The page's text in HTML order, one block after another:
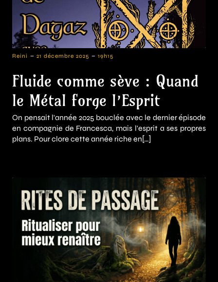
Reini - 21 décembre 2025 - 19h15
Fluide comme sève : Quand
le Métal forge l’Esprit
On pensait l'année 2025 bouclée avec le dernier épisode
en compagnie de Francesca, mais l'esprit a ses propres
plans. Pour clore cette année riche en[…]